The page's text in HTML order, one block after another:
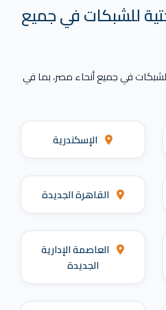
للشبكات في جميع
في جميع أنحاء مصر، بما في
الإسكندرية
القاهرة الجديدة
العاصمة الإدارية
الجديدة